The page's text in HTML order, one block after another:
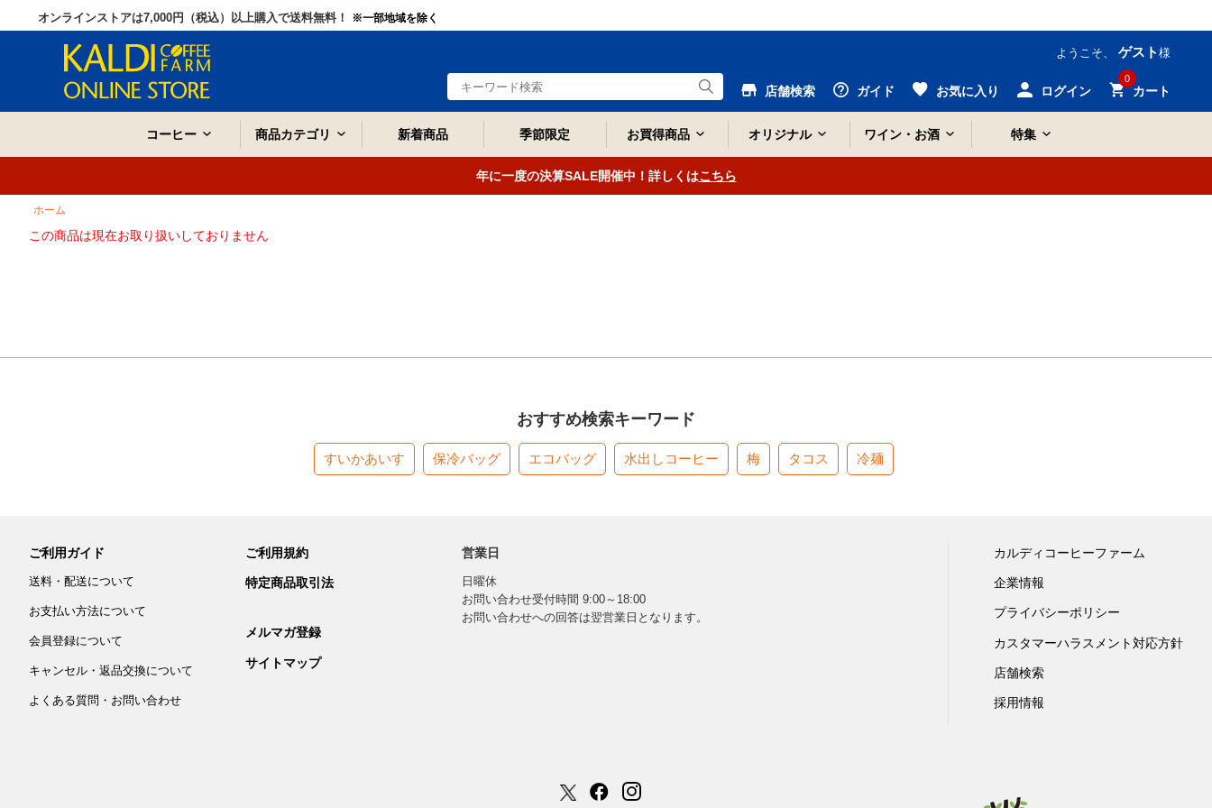
オンラインストアは7,000円（税込）以上購入で送料無料！ ※一部地域を除く
ようこそ、 ゲスト 様
店舗検索 ガイド お気に入り ログイン
0
カート
コーヒー 商品カテゴリ 新着商品 季節限定 お買得商品 オリジナル ワイン・お酒 特集
年に一度の決算SALE開催中！詳しくはこちら
ホーム
この商品は現在お取り扱いしておりません
おすすめ検索キーワード
すいかあいす 保冷バッグ エコバッグ 水出しコーヒー 梅 タコス 冷麺
ご利用ガイド
送料・配送について
お支払い方法について
会員登録について
キャンセル・返品交換について
よくある質問・お問い合わせ
ご利用規約
特定商品取引法
メルマガ登録
サイトマップ
営業日
日曜休
お問い合わせ受付時間 9:00～18:00
お問い合わせへの回答は翌営業日となります。
カルディコーヒーファーム
企業情報
プライバシーポリシー
カスタマーハラスメント対応方針
店舗検索
採用情報